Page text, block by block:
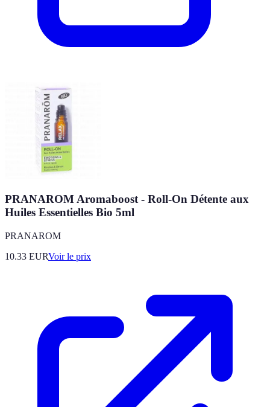
PRANAROM Aromaboost - Roll-On Détente aux
Huiles Essentielles Bio 5ml
PRANAROM
10.33 EURVoir le prix